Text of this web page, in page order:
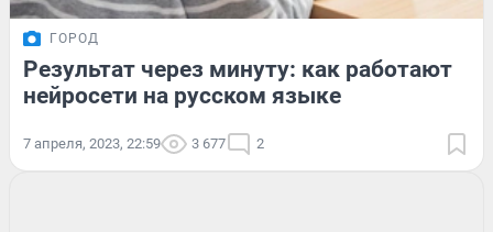
ГОРОД
Результат через минуту: как работают
нейросети на русском языке
7 апреля, 2023, 22:59 3 677 2